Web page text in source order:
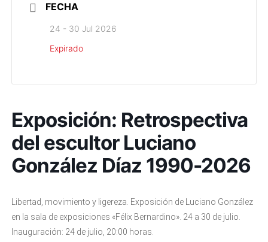
FECHA
24 - 30 Jul 2026
Expirado
Exposición: Retrospectiva
del escultor Luciano
González Díaz 1990-2026
Libertad, movimiento y ligereza. Exposición de Luciano González
en la sala de exposiciones «Félix Bernardino». 24 a 30 de julio.
Inauguración: 24 de julio, 20:00 horas.